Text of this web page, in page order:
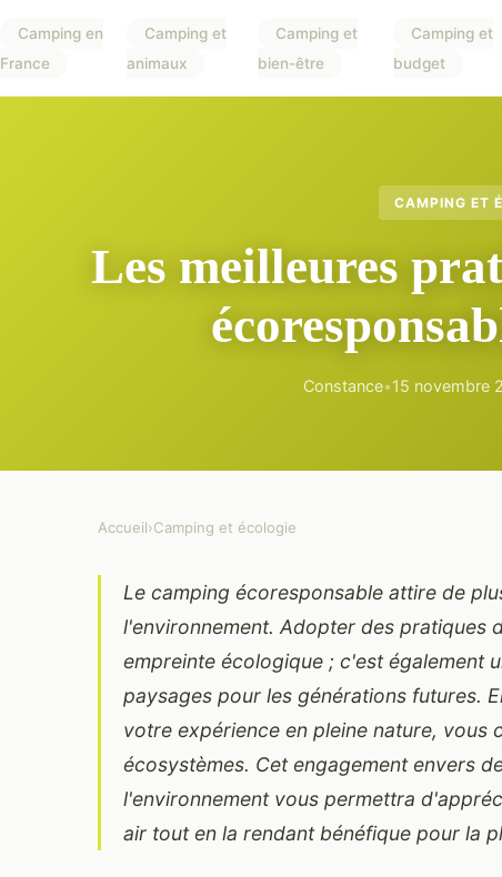
Camping en
France
Camping et
animaux
Camping et
bien-être
Camping et
budget
CAMPING ET
Les meilleures
Constance•15 novembre
Accueil›Camping et écologie
Le camping écoresponsable attire de
l'environnement. Adopter des pratiques
empreinte écologique ; c'est également
paysages pour les générations futures.
votre expérience en pleine nature, vous
écosystèmes. Cet engagement envers
l'environnement vous permettra
air tout en la rendant bénéfique pour la